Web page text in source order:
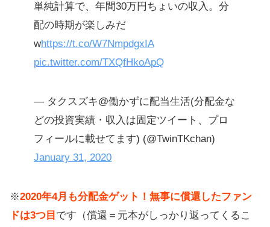
単純計算で、年間30万円ちょいの収入。分
配の時期が楽しみだ
whttps://t.co/W7NmpdgxIA
pic.twitter.com/TXQfHkoApQ
— タクスズキ@働かずに配当生活(分配金な
どの投資実績・収入は固定ツイート、プロ
フィールに載せてます) (@TwinTKchan)
January 31, 2020
※2020年4月も分配金ゲット！無事に償還したファン
ドは3つ目 です（償還＝元本がしっかり返ってくるこ